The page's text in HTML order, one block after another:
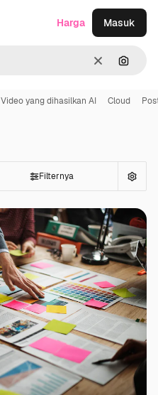
Jernih
Harga Masuk
Video yang dihasilkan AI Cloud
Filternya